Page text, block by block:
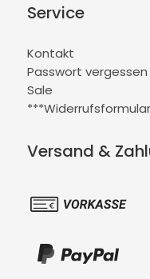
Service
Kontakt
Passwort vergessen
Sale
Versand &